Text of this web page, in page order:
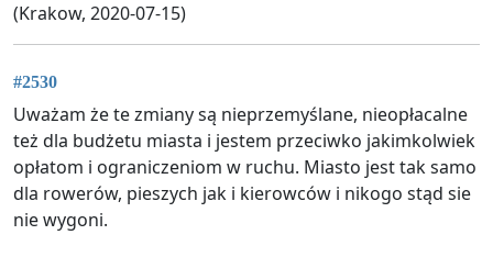
(Krakow, 2020-07-15)
#2530
Uważam że te zmiany są nieprzemyślane, nieopłacalne
też dla budżetu miasta i jestem przeciwko jakimkolwiek
opłatom i ograniczeniom w ruchu. Miasto jest tak samo
dla rowerów, pieszych jak i kierowców i nikogo stąd sie
nie wygoni.